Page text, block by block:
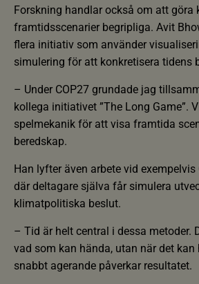
Forskning handlar också om att göra
framtidsscenarier begripliga. Avit
flera initiativ som använder
simulering för att konkretisera tidens
– Under COP27 grundade jag
kollega initiativet ”The Long Game”.
spelmekanik för att visa framtida
beredskap.
Han lyfter även arbete vid
där deltagare själva får simulera
klimatpolitiska beslut.
– Tid är helt central i dessa metoder.
vad som kan hända, utan när det
snabbt agerande påverkar resultatet.